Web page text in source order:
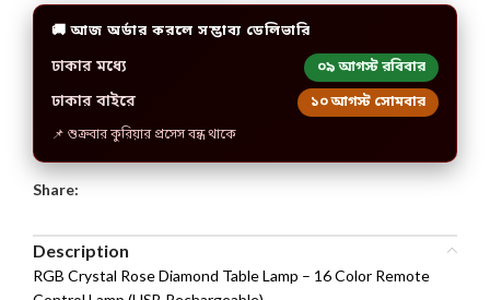
🚚 আজ অর্ডার করলে সম্ভাব্য ডেলিভারি
ঢাকার মধ্যে ০৯ আগস্ট রবিবার
ঢাকার বাইরে ১০ আগস্ট সোমবার
📌 শুক্রবার কুরিয়ার প্রসেস বন্ধ থাকে
Share:
Description
RGB Crystal Rose Diamond Table Lamp – 16 Color Remote